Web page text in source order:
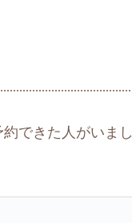
できた人がいまし